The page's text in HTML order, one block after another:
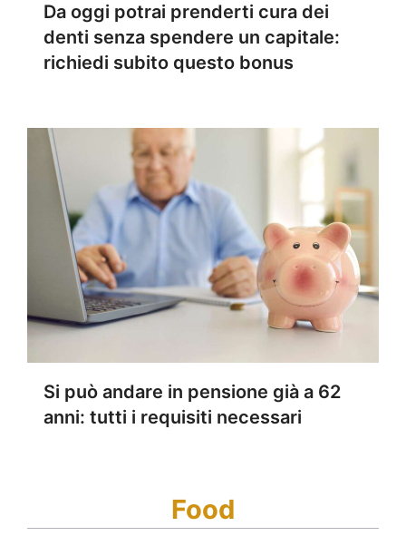
Da oggi potrai prenderti cura dei
denti senza spendere un capitale:
richiedi subito questo bonus
Si può andare in pensione già a 62
anni: tutti i requisiti necessari
Food